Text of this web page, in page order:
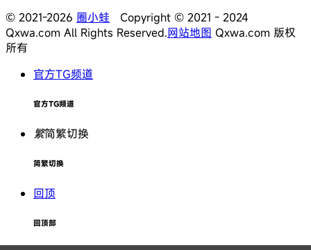
© 2021-2026 圈小蛙 Copyright © 2021 - 2024
Qxwa.com All Rights Reserved.网站地图 Qxwa.com 版权
所有
官方TG频道
官方TG频道
繁简繁切换
简繁切换
回顶
回顶部